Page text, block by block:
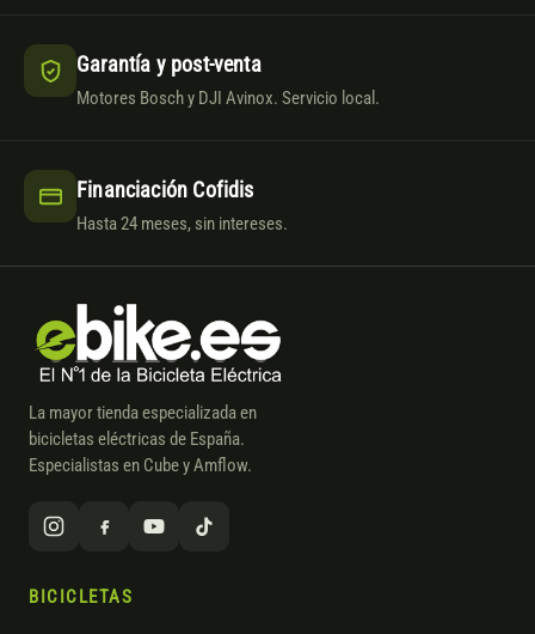
Garantía y post-venta
Motores Bosch y DJI Avinox. Servicio local.
Financiación Cofidis
Hasta 24 meses, sin intereses.
La mayor tienda especializada en
bicicletas eléctricas de España.
Especialistas en Cube y Amflow.
BICICLETAS